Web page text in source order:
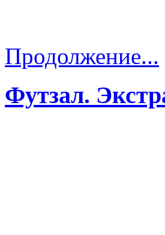
Продолжение...
Футзал.